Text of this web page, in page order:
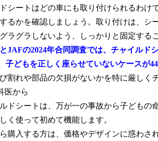
シートはどの車にも取り付けられるわ
るかを確認しましょう。取り付けは、シ
ラグラしないよう、しっかりと固定する
JAFの2024年合同調査では、チャイルド
子どもを正しく座らせていないケースが
割れや部品の欠損がないかを特に厳しく
医から
ドシートは、万が一の事故から子どもの
く使って初めて機能します。
購入する方は、価格やデザインに惑わさ